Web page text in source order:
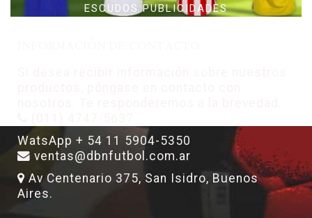
ESCUDOS PUBLICIDADES
WatsApp + 54 11 5904-5350
ventas@dbnfutbol.com.ar
Av Centenario 375, San Isidro, Buenos
Aires.